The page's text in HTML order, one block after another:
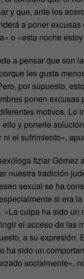
y que, ante los
a poner
o «esta noche
a pensar que son
les gusta
por supuesto,
ponen excusas
motivos. Lo
y ponerle
ni el sufrimiento»,
Itziar Gómez
nuestra tradición
sexual se ha
si era
«La culpa ha sido un
el acceso de las
a su expresión.
ha sido un
socialmente»,